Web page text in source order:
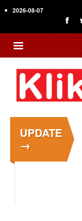
to
content
2026-08-07
UPDATE
→